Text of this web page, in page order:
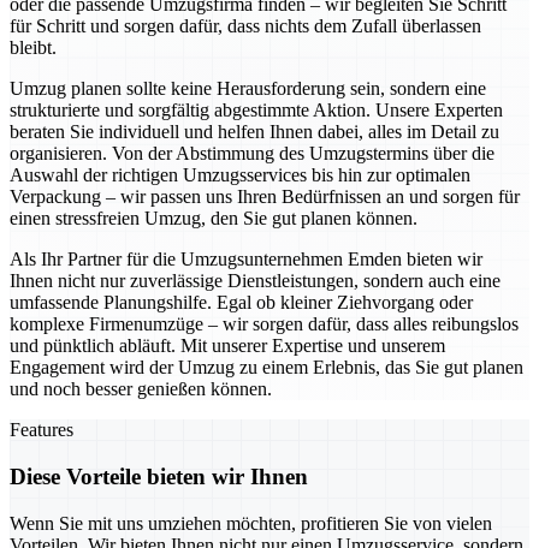
oder die passende Umzugsfirma finden – wir begleiten Sie Schritt
für Schritt und sorgen dafür, dass nichts dem Zufall überlassen
bleibt.
Umzug planen sollte keine Herausforderung sein, sondern eine
strukturierte und sorgfältig abgestimmte Aktion. Unsere Experten
beraten Sie individuell und helfen Ihnen dabei, alles im Detail zu
organisieren. Von der Abstimmung des Umzugstermins über die
Auswahl der richtigen Umzugsservices bis hin zur optimalen
Verpackung – wir passen uns Ihren Bedürfnissen an und sorgen für
einen stressfreien Umzug, den Sie gut planen können.
Als Ihr Partner für die Umzugsunternehmen Emden bieten wir
Ihnen nicht nur zuverlässige Dienstleistungen, sondern auch eine
umfassende Planungshilfe. Egal ob kleiner Ziehvorgang oder
komplexe Firmenumzüge – wir sorgen dafür, dass alles reibungslos
und pünktlich abläuft. Mit unserer Expertise und unserem
Engagement wird der Umzug zu einem Erlebnis, das Sie gut planen
und noch besser genießen können.
Features
Diese Vorteile bieten wir Ihnen
Wenn Sie mit uns umziehen möchten, profitieren Sie von vielen